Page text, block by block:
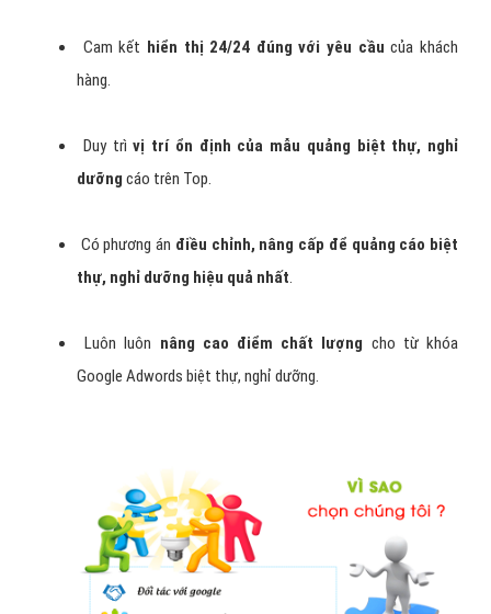
Cam kết hiển thị 24/24 đúng với yêu cầu của khách
hàng.
Duy trìvị trí ổn định của mẫu quảng biệt thự, nghỉ
dưỡng cáo trên Top.
Có phương án điều chỉnh, nâng cấp để quảng cáo biệt
thự, nghỉ dưỡng hiệu quả nhất.
Luôn luôn nâng cao điểm chất lượng cho từ khóa
Google Adwords biệt thự, nghỉ dưỡng.